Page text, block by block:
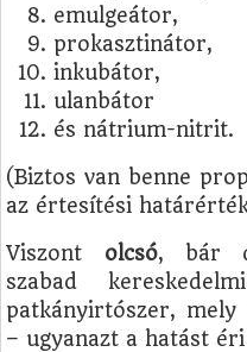
emulgeátor,
prokasztinátor,
inkubátor,
ulanbátor
és nátrium-nitrit.
(Biztos van benne
az értesítési
Viszont olcsó, bár
szabad
patkányirtószer, mely
– ugyanazt a hatást